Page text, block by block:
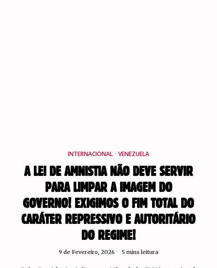
INTERNACIONAL · VENEZUELA
A LEI DE AMNISTIA NÃO DEVE SERVIR
PARA LIMPAR A IMAGEM DO
GOVERNO! EXIGIMOS O FIM TOTAL DO
CARÁTER REPRESSIVO E AUTORITÁRIO
DO REGIME!
9 de Fevereiro, 2026 5 mins leitura